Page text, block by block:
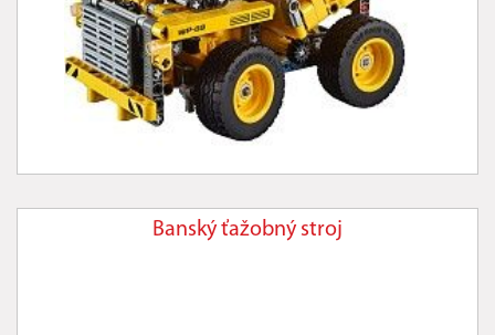
Banský ťažobný stroj